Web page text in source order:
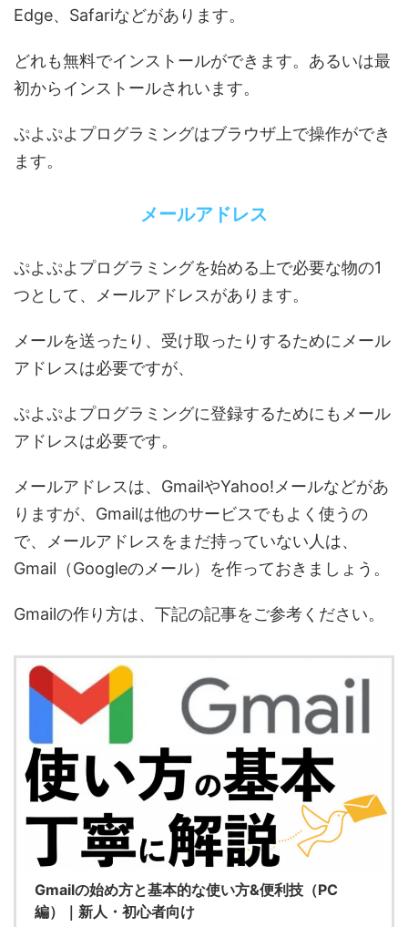
Edge、Safariなどがあります。
どれも無料でインストールができます。あるいは最
初からインストールされいます。
ぷよぷよプログラミングはブラウザ上で操作ができ
ます。
メールアドレス
ぷよぷよプログラミングを始める上で必要な物の1
つとして、メールアドレスがあります。
メールを送ったり、受け取ったりするためにメール
アドレスは必要ですが、
ぷよぷよプログラミングに登録するためにもメール
アドレスは必要です。
メールアドレスは、GmailやYahoo!メールなどがあ
りますが、Gmailは他のサービスでもよく使うの
で、メールアドレスをまだ持っていない人は、
Gmail（Googleのメール）を作っておきましょう。
Gmailの作り方は、下記の記事をご参考ください。
Gmailの始め方と基本的な使い方&便利技（PC
編）｜新人・初心者向け